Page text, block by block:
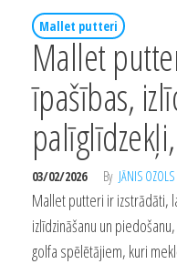
Mallet putteri
Mallet
īpašības,
03/02/2026 By JĀNIS OZOLS
Mallet putteri ir izstrādāti,
izlīdzināšanu un
golfa spēlētājiem, kuri